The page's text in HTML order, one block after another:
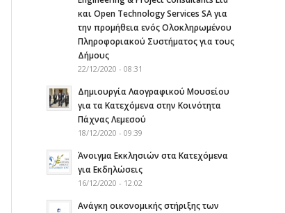
και Open Technology Services SA για
την προμήθεια ενός Ολοκληρωμένου
Πληροφοριακού Συστήματος για τους
Δήμους
22/12/2020 - 08:31
Δημιουργία Λαογραφικού Μουσείου
για τα Κατεχόμενα στην Κοινότητα
Πάχνας Λεμεσού
18/12/2020 - 09:39
Άνοιγμα Εκκλησιών στα Κατεχόμενα
για Εκδηλώσεις
16/12/2020 - 12:02
Ανάγκη οικονομικής στήριξης των